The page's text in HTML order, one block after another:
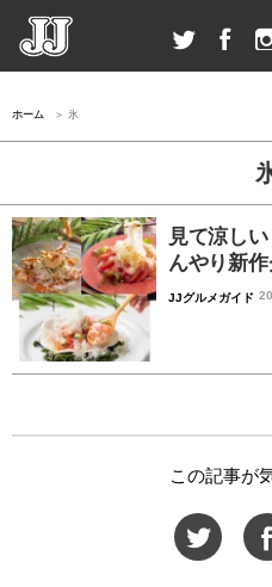
ホーム 氷
見て涼し
んやり新
JJグルメガイド
この記事が